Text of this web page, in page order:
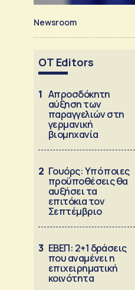
Newsroom
OT Editors
1 Απροσδόκητη
αύξηση των
παραγγελιών στη
γερμανική
βιομηχανία
2 Γουόρς: Υπό ποιες
προϋποθέσεις θα
αυξήσει τα
επιτόκια τον
Σεπτέμβριο
3 ΕΒΕΠ: 2+1 δράσεις
που αναμένει η
επιχειρηματική
κοινότητα